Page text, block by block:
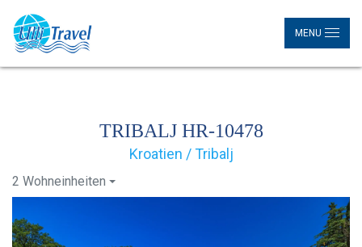
MENU
TRIBALJ HR-10478
Kroatien / Tribalj
2 Wohneinheiten